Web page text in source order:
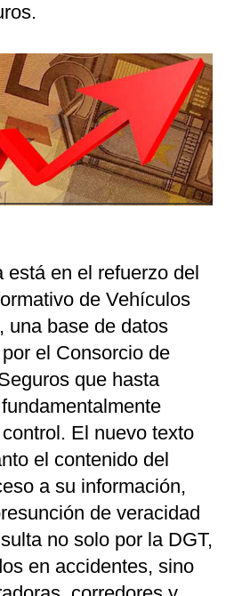
en el refuerzo del
de Vehículos
una base de datos
el Consorcio de
que hasta
El nuevo texto
el contenido del
a su información,
de veracidad
no solo por la DGT,
en accidentes, sino